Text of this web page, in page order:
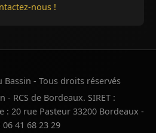
nous !
- Tous droits réservés
- RCS de Bordeaux. SIRET :
: 20 rue Pasteur 33200 Bordeaux -
06 41 68 23 29